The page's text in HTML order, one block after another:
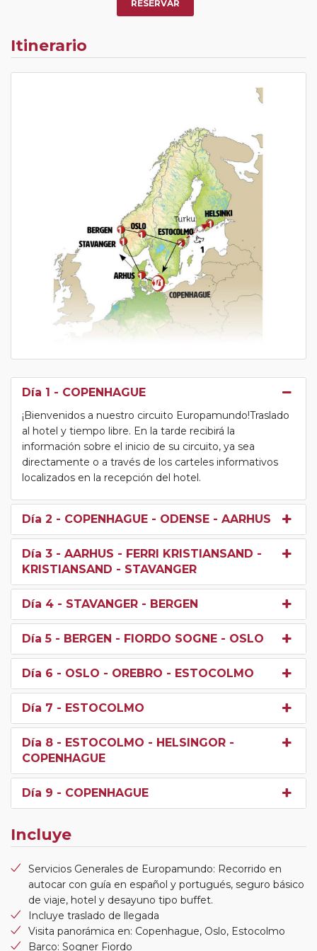
RESERVAR
Itinerario
Día 1 - COPENHAGUE
¡Bienvenidos a nuestro circuito Europamundo!Traslado
al hotel y tiempo libre. En la tarde recibirá la
información sobre el inicio de su circuito, ya sea
directamente o a través de los carteles informativos
localizados en la recepción del hotel.
Día 2 - COPENHAGUE - ODENSE - AARHUS
Día 3 - AARHUS - FERRI KRISTIANSAND -
KRISTIANSAND - STAVANGER
Día 4 - STAVANGER - BERGEN
Día 5 - BERGEN - FIORDO SOGNE - OSLO
Día 6 - OSLO - OREBRO - ESTOCOLMO
Día 7 - ESTOCOLMO
Día 8 - ESTOCOLMO - HELSINGOR -
COPENHAGUE
Día 9 - COPENHAGUE
Incluye
Servicios Generales de Europamundo: Recorrido en
autocar con guía en español y portugués, seguro básico
de viaje, hotel y desayuno tipo buffet.
Incluye traslado de llegada
Visita panorámica en: Copenhague, Oslo, Estocolmo
Barco: Sogner Fiordo